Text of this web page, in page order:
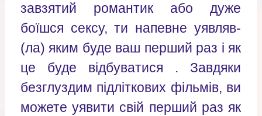
завзятий романтик або дуже
боїшся сексу, ти напевне уявляв-
(ла) яким буде ваш перший раз і як
це буде відбуватися . Завдяки
безглуздим підліткових фільмів, ви
можете уявити свій перший раз як